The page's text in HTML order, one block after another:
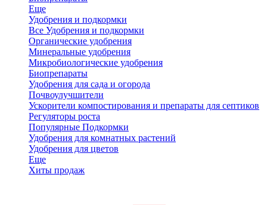
Еще
Удобрения и подкормки
Все Удобрения и подкормки
Органические удобрения
Минеральные удобрения
Микробиологические удобрения
Биопрепараты
Удобрения для сада и огорода
Почвоулучшители
Ускорители компостирования и препараты для септиков
Регуляторы роста
Популярные Подкормки
Удобрения для комнатных растений
Удобрения для цветов
Еще
Хиты продаж